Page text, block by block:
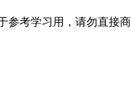
考学习用，请勿直接